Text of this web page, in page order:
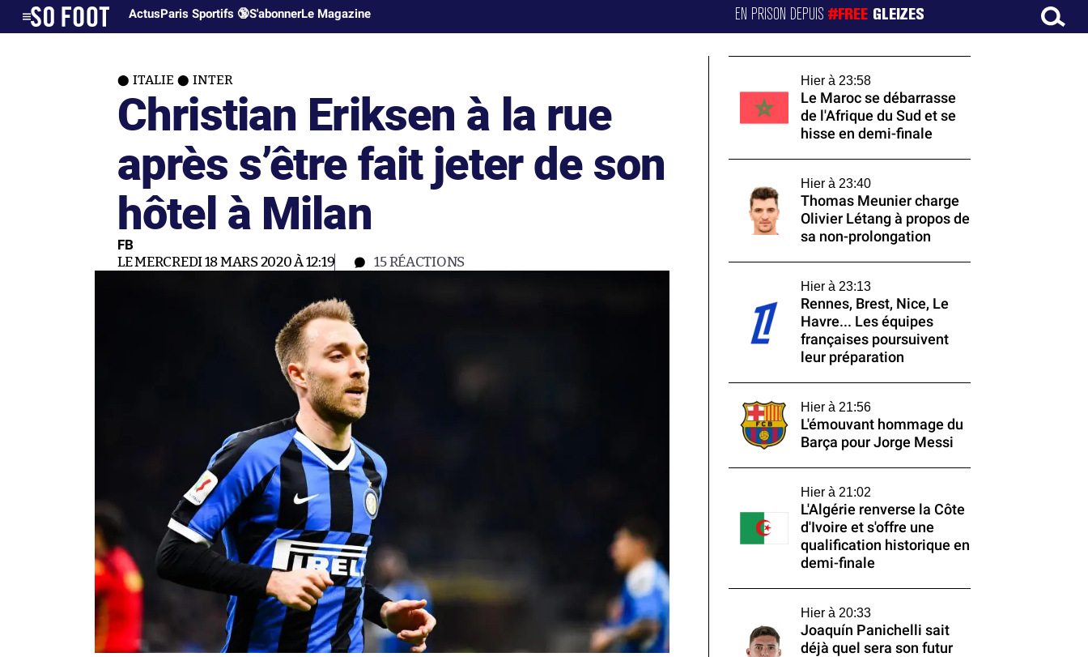
ActusParis Sportifs 🔞S'abonnerLe Magazine EN PRISON DEPUIS#FREE GLEIZES
ITALIE INTER
Christian Eriksen à la rue
après s’être fait jeter de son
hôtel à Milan
FB
LE MERCREDI 18 MARS 2020 À 12:19 15RÉACTIONS
Hier à 23:58
Le Maroc se débarrasse
de l'Afrique du Sud et se
hisse en demi-finale
Hier à 23:40
Thomas Meunier charge
Olivier Létang à propos de
sa non-prolongation
Hier à 23:13
Rennes, Brest, Nice, Le
Havre... Les équipes
françaises poursuivent
leur préparation
Hier à 21:56
L'émouvant hommage du
Barça pour Jorge Messi
Hier à 21:02
L'Algérie renverse la Côte
d'Ivoire et s'offre une
qualification historique en
demi-finale
Hier à 20:33
Joaquín Panichelli sait
déjà quel sera son futur